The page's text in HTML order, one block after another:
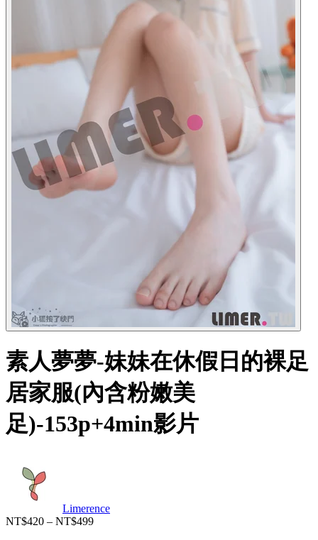
素人夢夢-妹妹在休假日的裸足
居家服(內含粉嫩美
足)-153p+4min影片
Limerence
NT$420 – NT$499